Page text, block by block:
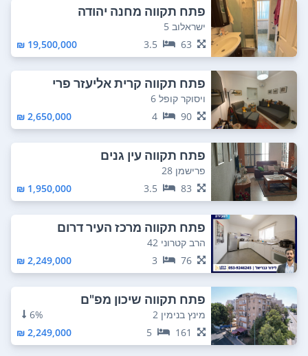
פתח תקווה מחנה יהודה
ישראלוב 5
63
3.5
19,500,000 ₪
פתח תקווה קרית אליעזר פרי
ויסוקר קופל 6
90
4
2,650,000 ₪
פתח תקווה עין גנים
פרישמן 28
83
3.5
1,950,000 ₪
פתח תקווה מרכז העיר דרום
הרב קטרוני 42
76
3
2,249,000 ₪
פתח תקווה שיכון מפ"ם
מינץ בנימין 2
6%
161
5
2,249,000 ₪